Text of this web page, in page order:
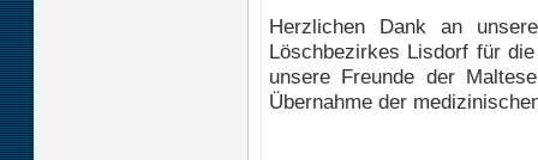
Herzlichen Dank an
Löschbezirkes Lisdorf für
unsere Freunde der
Übernahme der